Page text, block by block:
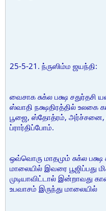
25-5-21. ந்ருஸிம்ம ஜயந்தி:
வைசாக சுக்ல பக்ஷ
ஸ்வாதி நக்ஷதிரத்தில் உலகை
பூஜை, ஸ்தோத்ரம், அர்ச்சனை,
ப்ரார்திப்போம்.
ஒவ்வொரு மாதமும் சுக்ல பக்ஷ
மாலையில் இவரை பூஜிப்பது
முடியாவிட்டால் இன்றாவது
உபவாசம் இருந்து மாலையில்